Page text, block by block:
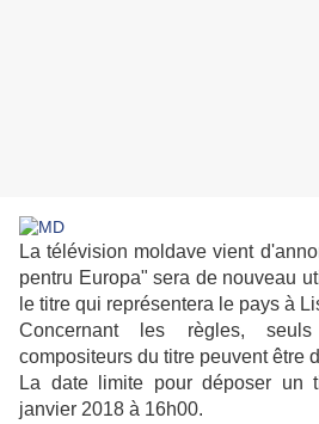
La télévision moldave vient
pentru Europa" sera de nouveau
le titre qui représentera le pays à
Concernant les règles,
compositeurs du titre peuvent être
La date limite pour déposer un
janvier 2018 à 16h00.